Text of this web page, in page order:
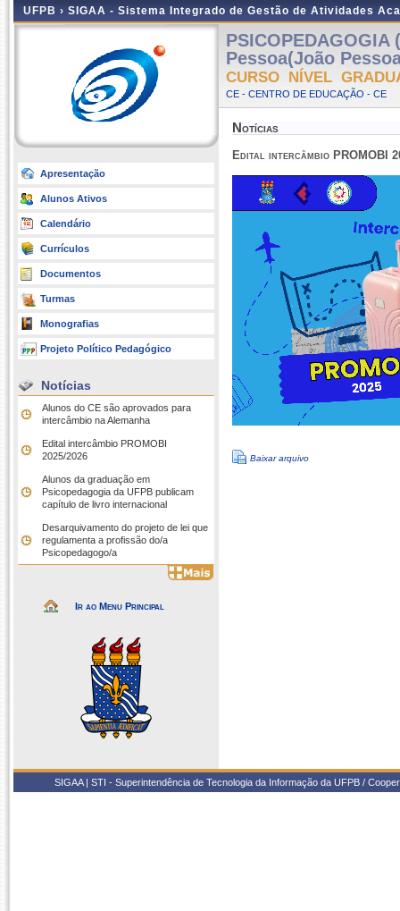
UFPB › SIGAA - Sistema Integrado de Gestão de Atividades
Apresentação
Alunos Ativos
Calendário
Currículos
Documentos
Turmas
Monografias
Projeto Político Pedagógico
Notícias
Alunos do CE são aprovados para
intercâmbio na Alemanha
Edital intercâmbio PROMOBI
2025/2026
Alunos da graduação em
Psicopedagogia da UFPB publicam
capítulo de livro internacional
Desarquivamento do projeto de lei que
regulamenta a profissão do/a
Psicopedagogo/a
Ir ao Menu Principal
PSICOPEDAGOGIA
Pessoa(João
CURSO NÍVEL
CE - CENTRO DE EDUCAÇÃO - CE
Notícias
Edital intercâmbio PROMOBI
Baixar arquivo
SIGAA | STI - Superintendência de Tecnologia da Informação da UFPB /